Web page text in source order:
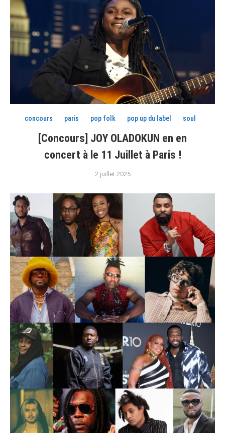
concours paris pop folk pop up du label soul
[Concours] JOY OLADOKUN en en
concert à le 11 Juillet à Paris !
2 juillet 2025